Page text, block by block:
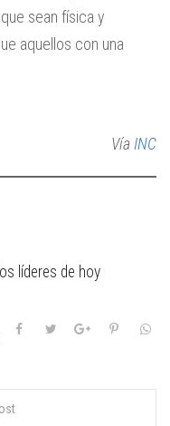
sean física y
aquellos con una
Vía INC
líderes de hoy